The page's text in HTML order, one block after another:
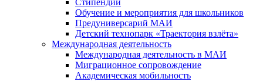
Стипендии
Обучение и мероприятия для школьников
Предуниверсарий МАИ
Детский технопарк «Траектория взлёта»
Международная деятельность
Международная деятельность в МАИ
Миграционное сопровождение
Академическая мобильность